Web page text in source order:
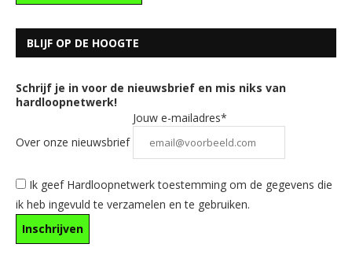
BLIJF OP DE HOOGTE
Schrijf je in voor de nieuwsbrief en mis niks van
hardloopnetwerk!
Over onze nieuwsbrief
Jouw e-mailadres*
Ik geef Hardloopnetwerk toestemming om de gegevens die
ik heb ingevuld te verzamelen en te gebruiken.